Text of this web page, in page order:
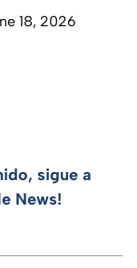
18, 2026
sigue a
News!